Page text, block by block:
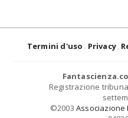
Termini d'uso Privacy
Registrazione
©2003 Associazione